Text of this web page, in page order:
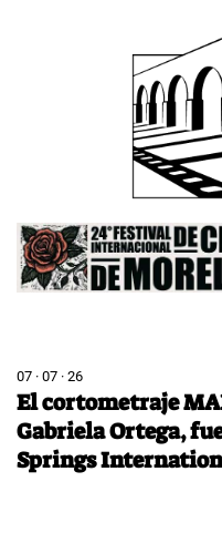
Image
07 · 07 · 26
El cortometraje
Gabriela Ortega,
Springs